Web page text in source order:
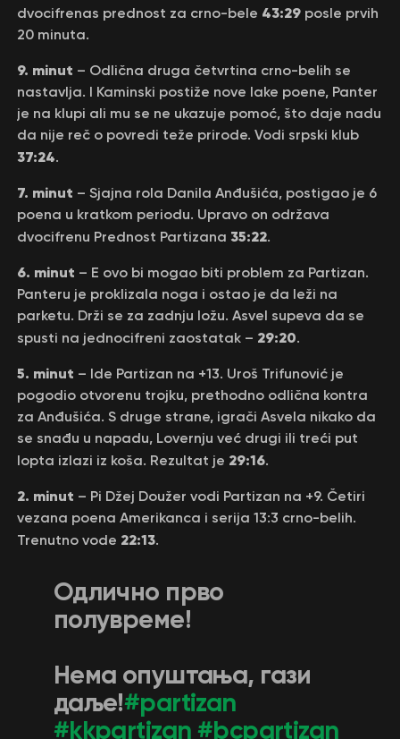
dvocifrenas prednost za crno-bele 43:29posle prvih
20 minuta.
9. minut – Odlična druga četvrtina crno-belih se
nastavlja. I Kaminski postiže nove lake poene, Panter
je na klupi ali mu se ne ukazuje pomoć, što daje nadu
da nije reč o povredi teže prirode. Vodi srpski klub
37:24.
7. minut – Sjajna rola Danila Anđušića, postigao je 6
poena u kratkom periodu. Upravo on održava
dvocifrenu Prednost Partizana 35:22.
6. minut – E ovo bi mogao biti problem za Partizan.
Panteru je proklizala noga i ostao je da leži na
parketu. Drži se za zadnju ložu. Asvel supeva da se
spusti na jednocifreni zaostatak – 29:20.
5. minut – Ide Partizan na +13. Uroš Trifunović je
pogodio otvorenu trojku, prethodno odlična kontra
za Anđušića. S druge strane, igrači Asvela nikako da
se snađu u napadu, Lovernju već drugi ili treći put
lopta izlazi iz koša. Rezultat je 29:16.
2. minut – Pi Džej Doužer vodi Partizan na +9. Četiri
vezana poena Amerikanca i serija 13:3 crno-belih.
Trenutno vode 22:13.
Одличнo прво
полувреме!
Нема опуштања, гази
даље!#partizan
#kkpartizan #bcpartizan